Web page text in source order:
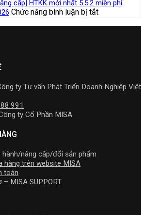
cá
lắp
nắm
toán
MISA
AMIS
nghiệp
hợp
mới
nhất
cấp] HTKK mới nhất 5.5.2 miễn phí
Chức năng bình luận bị tắtở
5.5.2
ty Tư vấn Phát Triển Doanh Nghiệp Việt
ty Cổ Phần MISA
hành/nâng cấp/đổi sản phẩm
hàng trên website MISA
toán
– MISA SUPPORT